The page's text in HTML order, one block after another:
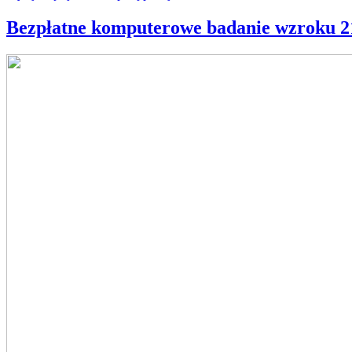
Bezpłatne komputerowe badanie wzroku